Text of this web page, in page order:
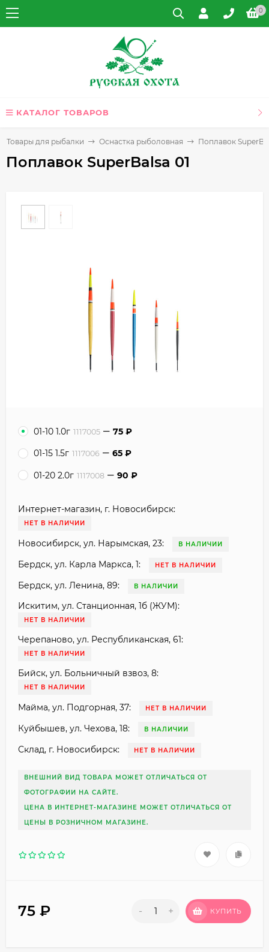
0
КАТАЛОГ ТОВАРОВ
Товары для рыбалки Оснастка рыболовная Поплавок
Поплавок SuperBalsa 01
01-10 1.0г 1117005 75 ₽
01-15 1.5г 1117006 65 ₽
01-20 2.0г 1117008 90 ₽
Интернет-магазин, г. Новосибирск:
НЕТ В НАЛИЧИИ
Новосибирск, ул. Нарымская, 23: В НАЛИЧИИ
Бердск, ул. Карла Маркса, 1: НЕТ В НАЛИЧИИ
Бердск, ул. Ленина, 89: В НАЛИЧИИ
Искитим, ул. Станционная, 1б (ЖУМ):
НЕТ В НАЛИЧИИ
Черепаново, ул. Республиканская, 61:
НЕТ В НАЛИЧИИ
Бийск, ул. Больничный взвоз, 8:
НЕТ В НАЛИЧИИ
Майма, ул. Подгорная, 37: НЕТ В НАЛИЧИИ
Куйбышев, ул. Чехова, 18: В НАЛИЧИИ
Склад, г. Новосибирск: НЕТ В НАЛИЧИИ
ВНЕШНИЙ ВИД ТОВАРА МОЖЕТ ОТЛИЧАТЬСЯ ОТ
ФОТОГРАФИИ НА САЙТЕ.
ЦЕНА В ИНТЕРНЕТ-МАГАЗИНЕ МОЖЕТ ОТЛИЧАТЬСЯ ОТ
ЦЕНЫ В РОЗНИЧНОМ МАГАЗИНЕ.
75 ₽ - + КУПИТЬ